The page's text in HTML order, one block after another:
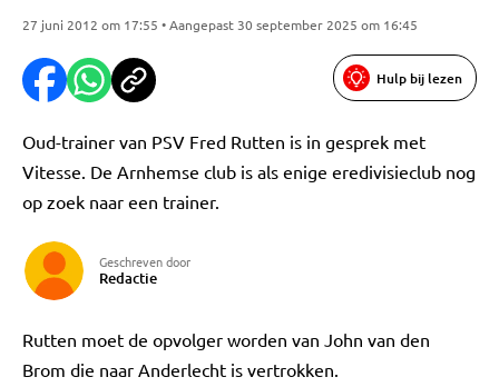
27 juni 2012 om 17:55 • Aangepast 30 september 2025 om 16:45
Hulp bij lezen
Oud-trainer van PSV Fred Rutten is in gesprek met
Vitesse. De Arnhemse club is als enige eredivisieclub nog
op zoek naar een trainer.
Geschreven door
Redactie
Rutten moet de opvolger worden van John van den
Brom die naar Anderlecht is vertrokken.